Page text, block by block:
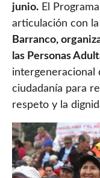
junio. El
articulación con la
Barranco,
las Personas
intergeneracional
ciudadanía para
respeto y la